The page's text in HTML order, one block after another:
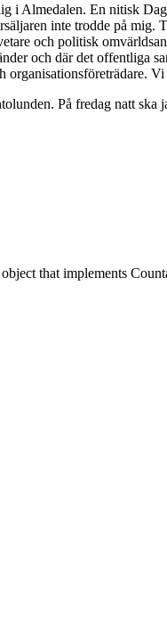
i Almedalen. En nitisk
inte trodde på
och politisk
och där det offentliga
organisationsföreträdare.
På fredag natt
that implements